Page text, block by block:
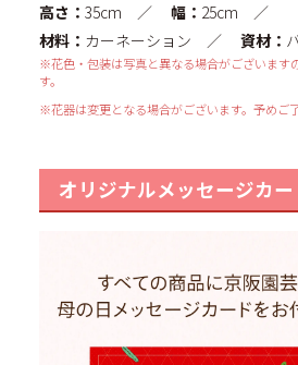
高さ： 35cm ／ 幅： 25cm ／
材料： カーネーション ／ 資材：
※花色・包装は写真と異なる場合がございます
す。
※花器は変更となる場合がございます。予めご
オリジナルメッセージカー